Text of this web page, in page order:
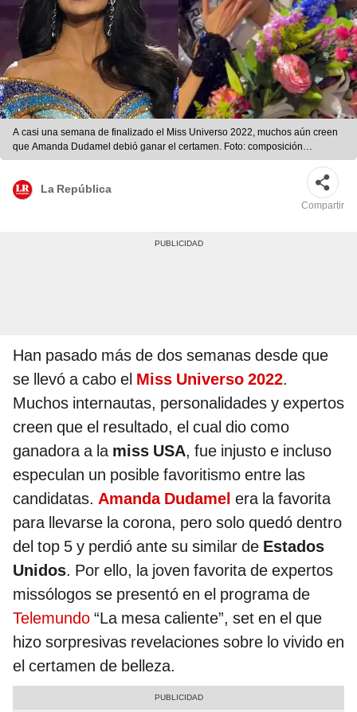
A casi una semana de finalizado el Miss Universo 2022, muchos aún creen
que Amanda Dudamel debió ganar el certamen. Foto: composición
LR/Amanda Dudamel/Instagram/Twitter
La República
Compartir
Han pasado más de dos semanas desde que
se llevó a cabo el Miss Universo 2022.
Muchos internautas, personalidades y expertos
creen que el resultado, el cual dio como
ganadora a la miss USA, fue injusto e incluso
especulan un posible favoritismo entre las
candidatas. Amanda Dudamel era la favorita
para llevarse la corona, pero solo quedó dentro
del top 5 y perdió ante su similar de Estados
Unidos. Por ello, la joven favorita de expertos
missólogos se presentó en el programa de
Telemundo “La mesa caliente”, set en el que
hizo sorpresivas revelaciones sobre lo vivido en
el certamen de belleza.